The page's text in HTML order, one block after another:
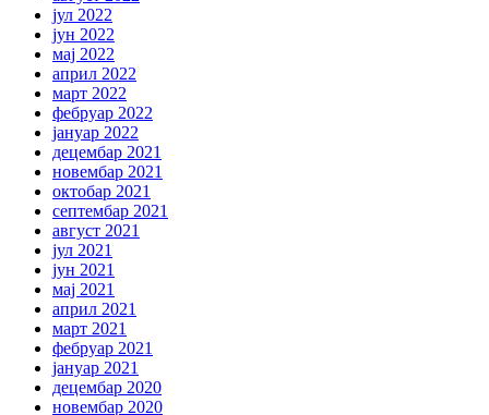
јул 2022
јун 2022
мај 2022
април 2022
март 2022
фебруар 2022
јануар 2022
децембар 2021
новембар 2021
октобар 2021
септембар 2021
август 2021
јул 2021
јун 2021
мај 2021
април 2021
март 2021
фебруар 2021
јануар 2021
децембар 2020
новембар 2020